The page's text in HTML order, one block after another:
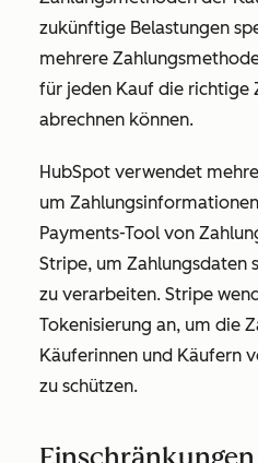
zukünftige Belastungen
mehrere
für jeden Kauf die richtige
abrechnen können.
HubSpot verwendet
um
Payments-Tool von
Stripe, um Zahlungsdaten
zu verarbeiten. Stripe
Tokenisierung an, um die
Käuferinnen und Käufern
zu schützen.